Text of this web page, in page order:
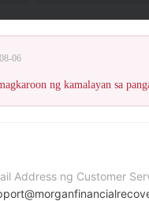
06
ng kamalayan sa
Address ng Customer